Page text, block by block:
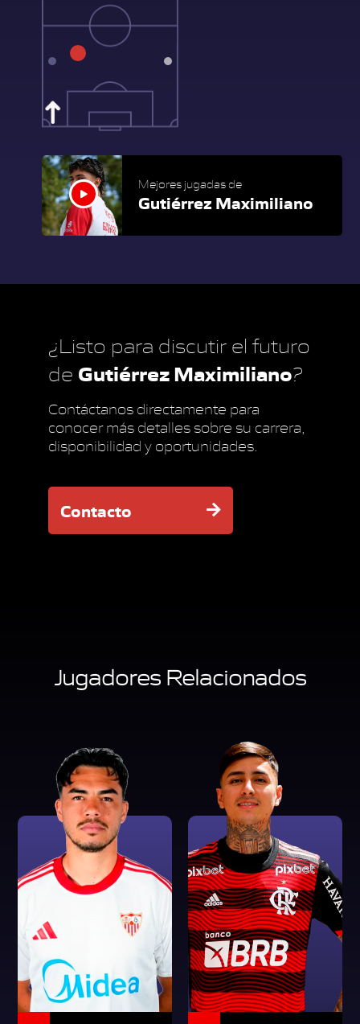
Mejores jugadas de
Gutiérrez Maximiliano
¿Listo para discutir el futuro
de Gutiérrez Maximiliano?
Contáctanos directamente para
conocer más detalles sobre su carrera,
disponibilidad y oportunidades.
Contacto
Jugadores Relacionados